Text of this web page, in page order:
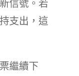
信號。若
支出，這
繼續下